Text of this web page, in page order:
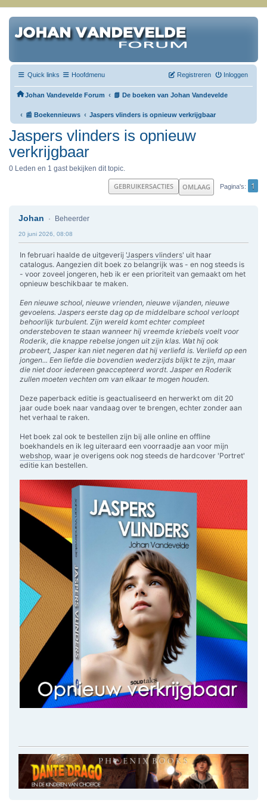
Quick links Hoofdmenu Inloggen
Registreren
Johan Vandevelde Forum ‹ 📗 De boeken van Johan Vandevelde
‹ 📰 Boekennieuws ‹ Jaspers vlinders is opnieuw verkrijgbaar
Jaspers vlinders is opnieuw
verkrijgbaar
0 Leden en 1 gast bekijken dit topic.
OMLAAG Pagina's 1
GEBRUIKERSACTIES
Johan Beheerder
20 juni 2026, 08:08
In februari haalde de uitgeverij 'Jaspers vlinders' uit haar
catalogus. Aangezien dit boek zo belangrijk was - en nog steeds is
- voor zoveel jongeren, heb ik er een prioriteit van gemaakt om het
opnieuw beschikbaar te maken.
Een nieuwe school, nieuwe vrienden, nieuwe vijanden, nieuwe
gevoelens. Jaspers eerste dag op de middelbare school verloopt
behoorlijk turbulent. Zijn wereld komt echter compleet
ondersteboven te staan wanneer hij vreemde kriebels voelt voor
Roderik, die knappe rebelse jongen uit zijn klas. Wat hij ook
probeert, Jasper kan niet negeren dat hij verliefd is. Verliefd op een
jongen... Een liefde die bovendien wederzijds blijkt te zijn, maar
die niet door iedereen geaccepteerd wordt. Jasper en Roderik
zullen moeten vechten om van elkaar te mogen houden.
Deze paperback editie is geactualiseerd en herwerkt om dit 20
jaar oude boek naar vandaag over te brengen, echter zonder aan
het verhaal te raken.
Het boek zal ook te bestellen zijn bij alle online en offline
boekhandels en ik leg uiteraard een voorraadje aan voor mijn
webshop , waar je overigens ook nog steeds de hardcover 'Portret'
editie kan bestellen.